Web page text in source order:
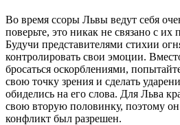
Во время ссоры Львы ведут себя
поверьте, это никак не связано с
Будучи представителями стихии
контролировать свои эмоции.
бросаться оскорблениями,
свою точку зрения и сделать
обиделись на его слова. Для Льва
свою вторую половинку, поэтому он
конфликт был разрешен.